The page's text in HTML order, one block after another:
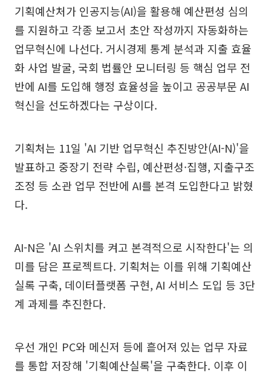
기획예산처가 인공지능(AI)을 활용해 예산편성 심의
를 지원하고 각종 보고서 초안 작성까지 자동화하는
업무혁신에 나선다. 거시경제 통계 분석과 지출 효율
화 사업 발굴, 국회 법률안 모니터링 등 핵심 업무 전
반에 AI를 도입해 행정 효율성을 높이고 공공부문 AI
혁신을 선도하겠다는 구상이다.
기획처는 11일 'AI 기반 업무혁신 추진방안(AI-N)'을
발표하고 중장기 전략 수립, 예산편성·집행, 지출구조
조정 등 소관 업무 전반에 AI를 본격 도입한다고 밝혔
다.
AI-N은 'AI 스위치를 켜고 본격적으로 시작한다'는 의
미를 담은 프로젝트다. 기획처는 이를 위해 기획예산
실록 구축, 데이터플랫폼 구현, AI 서비스 도입 등 3단
계 과제를 추진한다.
우선 개인 PC와 메신저 등에 흩어져 있는 업무 자료
를 통합 저장해 '기획예산실록'을 구축한다. 이후 이